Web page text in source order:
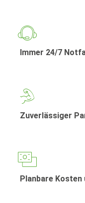
Immer 24/7
Zuverlässiger
Planbare Kosten